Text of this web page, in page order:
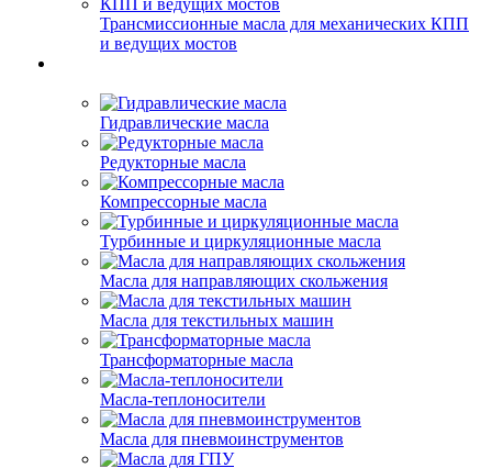
Трансмиссионные масла для механических КПП
и ведущих мостов
Гидравлические масла
Редукторные масла
Компрессорные масла
Турбинные и циркуляционные масла
Масла для направляющих скольжения
Масла для текстильных машин
Трансформаторные масла
Масла-теплоносители
Масла для пневмоинструментов